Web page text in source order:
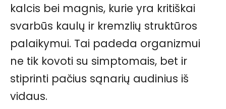
kalcis bei magnis, kurie yra kritiškai
svarbūs kaulų ir kremzlių struktūros
palaikymui. Tai padeda organizmui
ne tik kovoti su simptomais, bet ir
stiprinti pačius sąnarių audinius iš
vidaus.